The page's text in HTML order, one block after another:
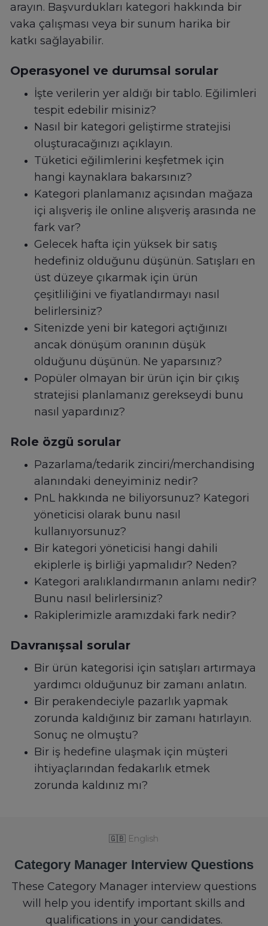
arayın. Başvurdukları kategori hakkında bir
vaka çalışması veya bir sunum harika bir
katkı sağlayabilir.
Operasyonel ve durumsal sorular
İşte verilerin yer aldığı bir tablo. Eğilimleri
tespit edebilir misiniz?
Nasıl bir kategori geliştirme stratejisi
oluşturacağınızı açıklayın.
Tüketici eğilimlerini keşfetmek için
hangi kaynaklara bakarsınız?
Kategori planlamanız açısından mağaza
içi alışveriş ile online alışveriş arasında ne
fark var?
Gelecek hafta için yüksek bir satış
hedefiniz olduğunu düşünün. Satışları en
üst düzeye çıkarmak için ürün
çeşitliliğini ve fiyatlandırmayı nasıl
belirlersiniz?
Sitenizde yeni bir kategori açtığınızı
ancak dönüşüm oranının düşük
olduğunu düşünün. Ne yaparsınız?
Popüler olmayan bir ürün için bir çıkış
stratejisi planlamanız gerekseydi bunu
nasıl yapardınız?
Role özgü sorular
Pazarlama/tedarik zinciri/merchandising
alanındaki deneyiminiz nedir?
PnL hakkında ne biliyorsunuz? Kategori
yöneticisi olarak bunu nasıl
kullanıyorsunuz?
Bir kategori yöneticisi hangi dahili
ekiplerle iş birliği yapmalıdır? Neden?
Kategori aralıklandırmanın anlamı nedir?
Bunu nasıl belirlersiniz?
Rakiplerimizle aramızdaki fark nedir?
Davranışsal sorular
Bir ürün kategorisi için satışları artırmaya
yardımcı olduğunuz bir zamanı anlatın.
Bir perakendeciyle pazarlık yapmak
zorunda kaldığınız bir zamanı hatırlayın.
Sonuç ne olmuştu?
Bir iş hedefine ulaşmak için müşteri
ihtiyaçlarından fedakarlık etmek
zorunda kaldınız mı?
🇬🇧 English
Category Manager Interview Questions
These Category Manager interview questions
will help you identify important skills and
qualifications in your candidates.